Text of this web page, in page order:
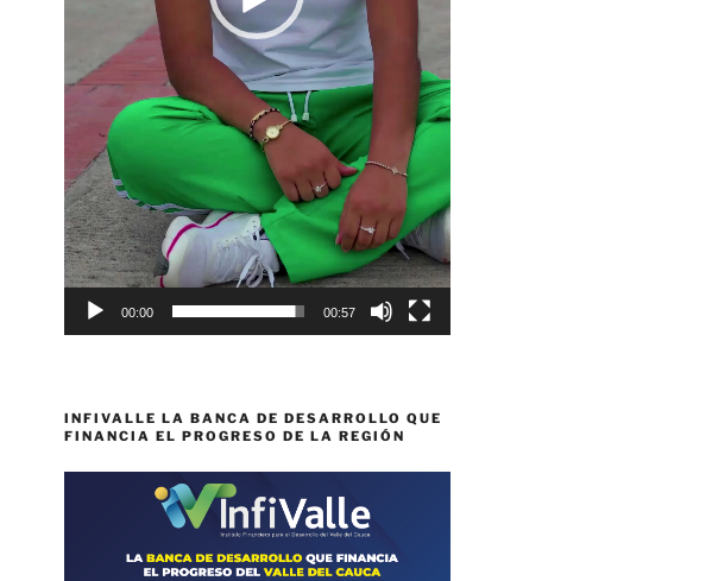
00:00 00:57
INFIVALLE LA BANCA DE DESARROLLO QUE
FINANCIA EL PROGRESO DE LA REGIÓN